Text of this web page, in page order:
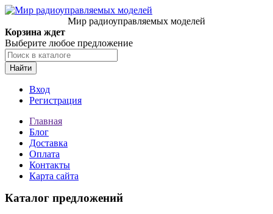
Мир радиоуправляемых моделей
Корзина ждет
Выберите любое предложение
Найти
Вход
Регистрация
Главная
Блог
Доставка
Оплата
Контакты
Карта сайта
Каталог предложений